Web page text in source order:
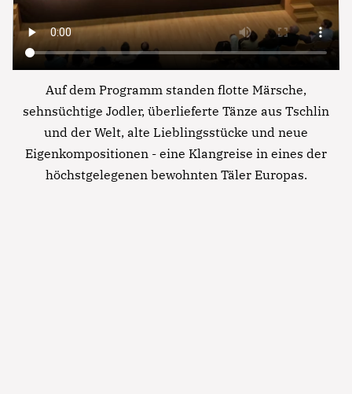
Auf dem Programm standen flotte Märsche,
sehnsüchtige Jodler, überlieferte Tänze aus Tschlin
und der Welt, alte Lieblingsstücke und neue
Eigenkompositionen - eine Klangreise in eines der
höchstgelegenen bewohnten Täler Europas.
Notfall
Lorem ipsum dolor sit amet, consectetur